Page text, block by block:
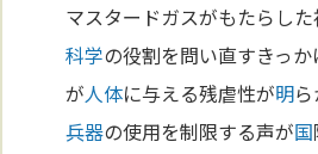
マスタードガスがもたらし
科学の役割を問い直すきっ
が人体に与える残虐性が明
兵器の使用を制限する声が国